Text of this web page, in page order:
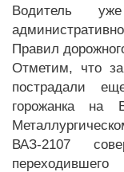
Водитель
Правил
Отметим, что
пострадали
горожанка
ВАЗ-2107